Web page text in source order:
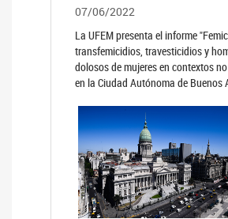
07/06/2022
La UFEM presenta el informe
transfemicidios, travesticidios y
dolosos de mujeres en contextos
en la Ciudad Autónoma de Buenos